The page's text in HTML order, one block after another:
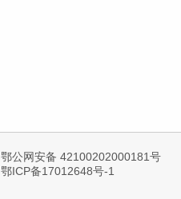
鄂公网安备 42100202000181号
鄂ICP备17012648号-1